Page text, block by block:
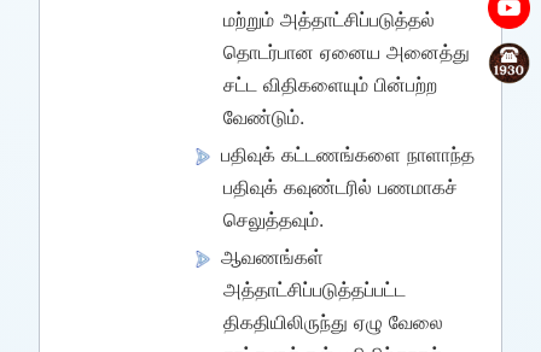
மற்றும் அத்தாட்சிப்படுத்தல்
தொடர்பான ஏனைய அனைத்து
சட்ட விதிகளையும் பின்பற்ற
வேண்டும்.
பதிவுக் கட்டணங்களை நாளாந்த
பதிவுக் கவுண்டரில் பணமாகச்
செலுத்தவும்.
ஆவணங்கள்
அத்தாட்சிப்படுத்தப்பட்ட
திகதியிலிருந்து ஏழு வேலை